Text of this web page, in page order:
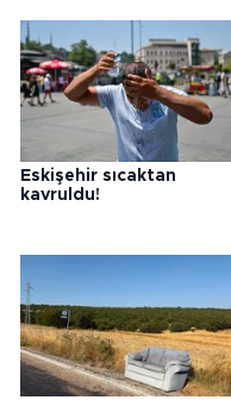
Eskişehir sıcaktan
kavruldu!